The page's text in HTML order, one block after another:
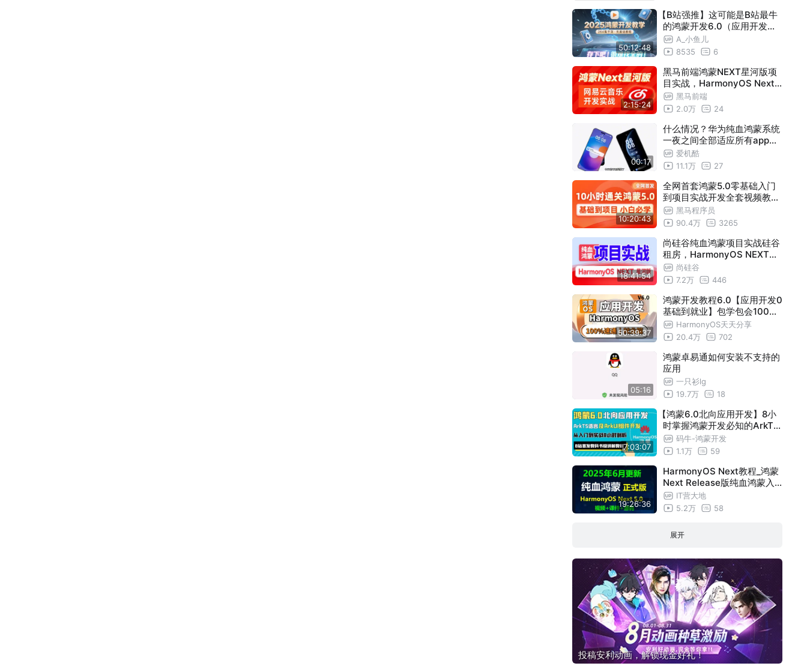
50:12:48
【B站强推】这可能是B站最牛
的鸿蒙开发6.0（应用开发零
基础入门到就业教程）2025
最新版！包学包会100%速通
，少走99%的弯路！
A_小鱼儿
8535
6
2:15:24
黑马前端鸿蒙NEXT星河版项
目实战，HarmonyOS Next
星河版2小时开发网易云音乐
黑马前端
2.0万
24
00:17
什么情况？华为纯血鸿蒙系统
一夜之间全部适应所有app了
？ 爱机酷
11.1万
27
10:20:43
全网首套鸿蒙5.0零基础入门
到项目实战开发全套视频教程
，原生鸿蒙正式版项目实战从
ArkTS+AI到V2应用状态管理
黑马程序员
90.4万
3265
18:41:54
尚硅谷纯血鸿蒙项目实战硅谷
租房，HarmonyOS NEXT鸿
蒙星河版项目
尚硅谷
7.2万
446
50:39:37
鸿蒙开发教程6.0【应用开发0
基础到就业】包学包会100%
速通；带你从0开始系统学完
鸿蒙应用开发技术，一共【26
看！
HarmonyOS天天分享
20.4万
702
05:16
鸿蒙卓易通如何安装不支持的
应用
一只衫lg
19.7万
18
7:03:07
【鸿蒙6.0北向应用开发】8小
时掌握鸿蒙开发必知的ArkTS
语言及ArkUI声明式UI开发，
从入门到实战全部讲清楚，全
码牛-鸿蒙开发
1.1万
59
19:26:36
HarmonyOS Next教程_鸿蒙
Next Release版纯血鸿蒙入
门实战系列开发教程-2025年
6月录制更新
IT营大地
5.2万
58
展开
投稿安利动画，解锁现金好礼！